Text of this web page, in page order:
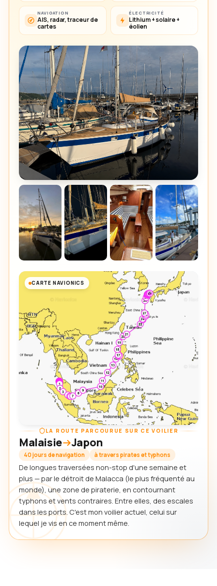
NAVIGATION
AIS, radar, traceur de
cartes
ÉLECTRICITÉ
Lithium + solaire +
éolien
CARTE NAVIONICS
LA ROUTE PARCOURUE SUR CE VOILIER
Malaisie Japon
40 jours de navigation à travers pirates et typhons
De longues traversées non-stop d'une semaine et
plus — par le détroit de Malacca (le plus fréquenté au
monde), une zone de piraterie, en contournant
typhons et vents contraires. Entre elles, des escales
dans les ports. C'est mon voilier actuel, celui sur
lequel je vis en ce moment même.